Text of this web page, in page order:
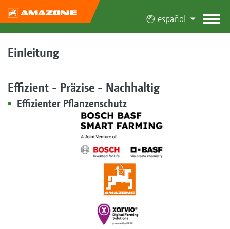
español
Einleitung
Effizient - Präzise - Nachhaltig
Effizienter Pflanzenschutz